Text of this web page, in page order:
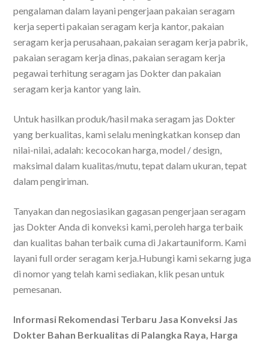
pengalaman dalam layani pengerjaan pakaian seragam
kerja seperti pakaian seragam kerja kantor, pakaian
seragam kerja perusahaan, pakaian seragam kerja pabrik,
pakaian seragam kerja dinas, pakaian seragam kerja
pegawai terhitung seragam jas Dokter dan pakaian
seragam kerja kantor yang lain.
Untuk hasilkan produk/hasil maka seragam jas Dokter
yang berkualitas, kami selalu meningkatkan konsep dan
nilai-nilai, adalah: kecocokan harga, model / design,
maksimal dalam kualitas/mutu, tepat dalam ukuran, tepat
dalam pengiriman.
Tanyakan dan negosiasikan gagasan pengerjaan seragam
jas Dokter Anda di konveksi kami, peroleh harga terbaik
dan kualitas bahan terbaik cuma di Jakartauniform. Kami
layani full order seragam kerja.Hubungi kami sekarng juga
di nomor yang telah kami sediakan, klik pesan untuk
pemesanan.
Informasi Rekomendasi Terbaru Jasa Konveksi Jas
Dokter Bahan Berkualitas di Palangka Raya, Harga